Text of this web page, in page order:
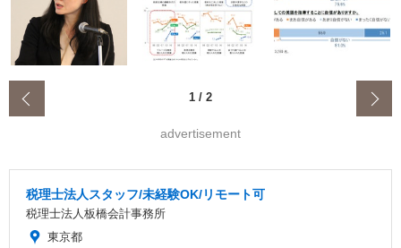
1 / 2
advertisement
税理士法人スタッフ/未経験OK/リモート可
税理士法人板橋会計事務所
東京都